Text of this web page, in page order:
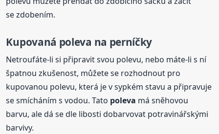
se zdobením.
Kupovaná poleva na perníčky
Netroufáte-li si připravit svou polevu, nebo máte-li s ní
špatnou zkušenost, můžete se rozhodnout pro
kupovanou polevu, která je v sypkém stavu a připravuje
se smícháním s vodou. Tato poleva má sněhovou
barvu, ale dá se dle libosti dobarvovat potravinářskými
barvivy.